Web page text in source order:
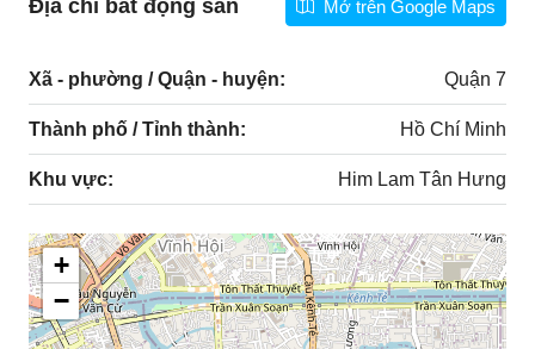
Địa chỉ bất động sản Mở trên Google Maps
Xã - phường / Quận - huyện: Quận 7
Thành phố / Tỉnh thành: Hồ Chí Minh
Khu vực: Him Lam Tân Hưng
+
−